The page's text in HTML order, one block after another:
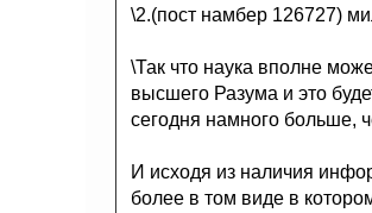
\2.(пост намбер 126727)
\Так что наука вполне
высшего Разума и это
сегодня намного больше,
И исходя из наличия
более в том виде в